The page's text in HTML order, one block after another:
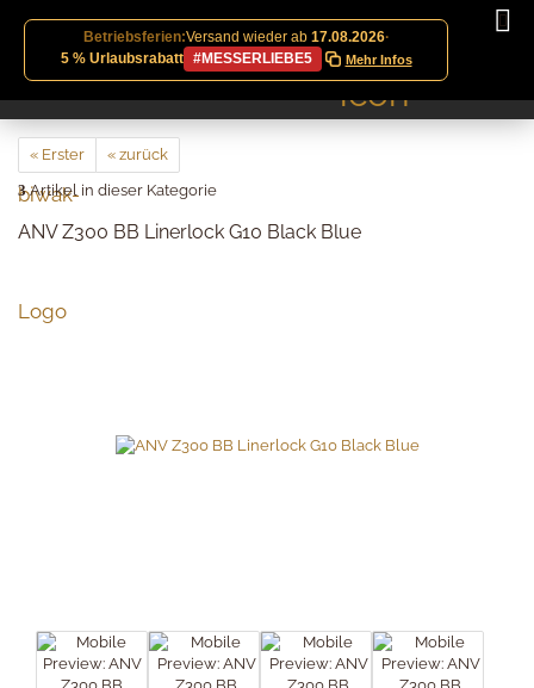
Betriebsferien:Versand wieder ab 17.08.2026·
5 % Urlaubsrabatt
#MESSERLIEBE5 Mehr Infos
« Erster
« zurück
3Artikel in dieser Kategorie
ANV Z300 BB Linerlock G10 Black Blue